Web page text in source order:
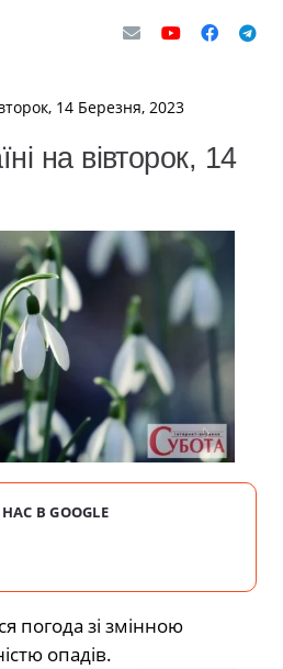
14 Березня, 2023
на вівторок, 14
В GOOGLE
погода зі змінною
опадів.